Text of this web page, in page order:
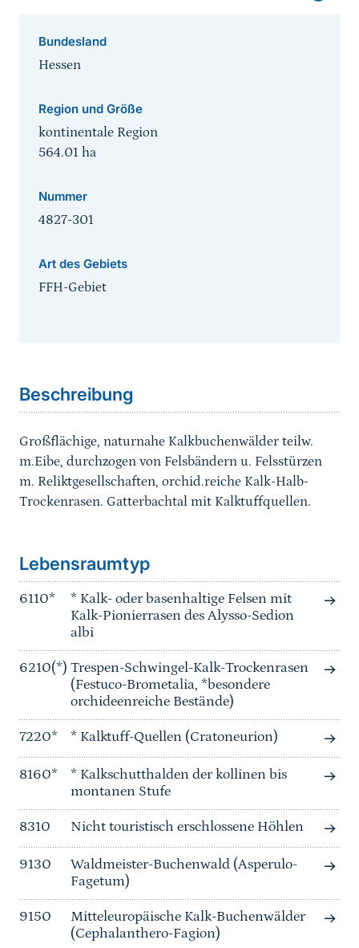
Bundesland
Hessen
Region und Größe
kontinentale Region
564.01 ha
Nummer
4827-301
Art des Gebiets
FFH-Gebiet
Beschreibung
Großflächige, naturnahe Kalkbuchenwälder teilw.
m.Eibe, durchzogen von Felsbändern u. Felsstürzen
m. Reliktgesellschaften, orchid.reiche Kalk-Halb-
Trockenrasen. Gatterbachtal mit Kalktuffquellen.
Lebensraumtyp
6110*
* Kalk- oder basenhaltige Felsen mit
Kalk-Pionierrasen des Alysso-Sedion
albi
6210(*) Trespen-Schwingel-Kalk-Trockenrasen
(Festuco-Brometalia, *besondere
orchideenreiche Bestände)
7220* * Kalktuff-Quellen (Cratoneurion)
8160*
* Kalkschutthalden der kollinen bis
montanen Stufe
8310 Nicht touristisch erschlossene Höhlen
9130
Waldmeister-Buchenwald (Asperulo-
Fagetum)
9150
Mitteleuropäische Kalk-Buchenwälder
(Cephalanthero-Fagion)